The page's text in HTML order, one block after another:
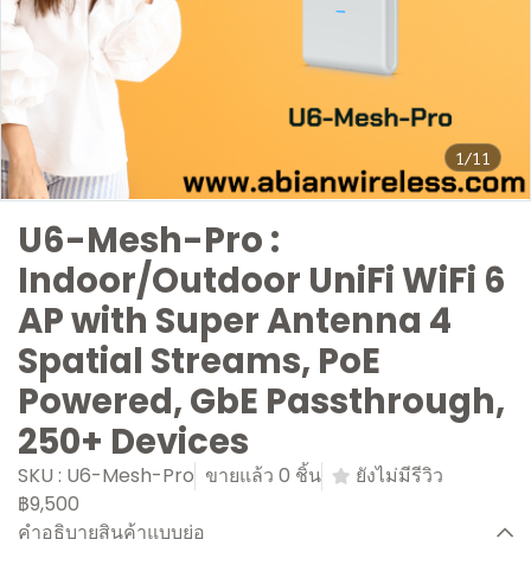
1/11
U6-Mesh-Pro :
Indoor/Outdoor UniFi WiFi 6
AP with Super Antenna 4
Spatial Streams, PoE
Powered, GbE Passthrough,
250+ Devices
SKU : U6-Mesh-Pro ขายแล้ว 0 ชิ้น
ยังไม่มีรีวิว
฿9,500
คำอธิบายสินค้าแบบย่อ